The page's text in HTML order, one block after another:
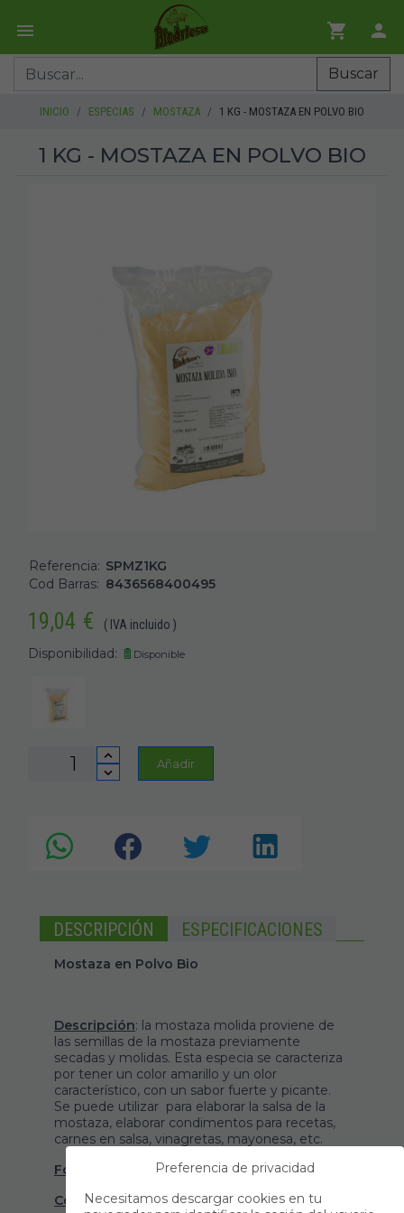
Buscar
INICIO ESPECIAS MOSTAZA 1 KG - MOSTAZA EN POLVO BIO
1 KG - MOSTAZA EN POLVO BIO
Referencia: SPMZ1KG
Cod Barras: 8436568400495
19,04 € ( IVA incluido )
Disponibilidad: Disponible
Añadir
DESCRIPCIÓN ESPECIFICACIONES
Mostaza en Polvo Bio
Descripción: la mostaza molida proviene de
las semillas de la mostaza previamente
secadas y molidas. Esta especia se caracteriza
por tener un color amarillo y un olor
característico, con un sabor fuerte y picante.
Se puede utilizar para elaborar la salsa de la
mostaza, elaborar condimentos para recetas,
carnes en salsa, vinagretas, mayonesa, etc.
Formato
: viene presentado en bolsa de 1 kg.
Conservación: conservar en ambiente fresco
Preferencia de privacidad
Necesitamos descargar cookies en tu